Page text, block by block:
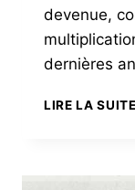
devenue,
dernières
LIRE LA SUITE